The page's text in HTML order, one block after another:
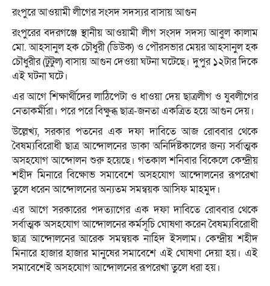
রংপুরে আওয়ামী লীগের সংসদ সদস্যর বাসায় আগুন
রংপুরের বদরগঞ্জে স্থানীয় আওয়ামী লীগ সংসদ সদস্য আবুল কালাম
মো. আহসানুল হক চৌধুরী (ডিউক) ও পৌরসভার মেয়র আহসানুল হক
চৌধুরীর (টুটুল) বাসায় আগুন দেওয়া ঘটনা ঘটেছে। দুপুর ১২টার দিকে
এই ঘটনা ঘটে।
এর আগে শিক্ষার্থীদের লাঠিপেটা ও ধাওয়া দেয় ছাত্রলীগ ও যুবলীগের
নেতাকর্মীরা। পরে পরে বিক্ষুব্ধ ছাত্র-জনতা একত্রিত হয়ে আগুন দেয়।
উল্লেখ্য, সরকার পতনের এক দফা দাবিতে আজ রোববার থেকে
বৈষম্যবিরোধী ছাত্র আন্দোলনের ডাকা অনির্দিষ্টকালের জন্য সর্বাত্মক
অসহযোগ আন্দোলন শুরু হয়েছে। গতকাল শনিবার বিকেলে কেন্দ্রীয়
শহীদ মিনারে বিক্ষোভ সমাবেশে অসহযোগ আন্দোলনের রূপরেখা
তুলে ধরেন আন্দোলনের অন্যতম সমন্বয়ক আসিফ মাহমুদ।
এর আগে সরকারের পদত্যাগের এক দফা দাবিতে রোববার থেকে
সর্বাত্মক অসহযোগ আন্দোলনের কর্মসূচি ঘোষণা করেন বৈষম্যবিরোধী
ছাত্র আন্দোলনের আরেক সমন্বয়ক নাহিদ ইসলাম। কেন্দ্রীয় শহীদ
মিনারে হাজার হাজার মানুষের সমাবেশে এই ঘোষণা দেয়া হয়। এই
সমাবেশেই অসহযোগ আন্দোলনের রূপরেখা তুলে ধরা হয়।